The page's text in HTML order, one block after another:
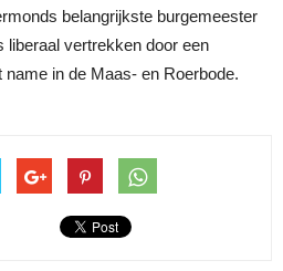
belangrijkste burgemeester
liberaal vertrekken door een
in de Maas- en Roerbode.